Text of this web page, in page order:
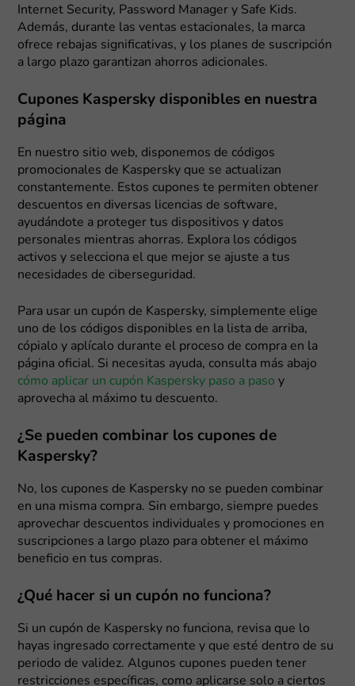
Internet Security, Password Manager y Safe Kids.
Además, durante las ventas estacionales, la marca
ofrece rebajas significativas, y los planes de suscripción
a largo plazo garantizan ahorros adicionales.
Cupones Kaspersky disponibles en nuestra
página
En nuestro sitio web, disponemos de códigos
promocionales de Kaspersky que se actualizan
constantemente. Estos cupones te permiten obtener
descuentos en diversas licencias de software,
ayudándote a proteger tus dispositivos y datos
personales mientras ahorras. Explora los códigos
activos y selecciona el que mejor se ajuste a tus
necesidades de ciberseguridad.
Para usar un cupón de Kaspersky, simplemente elige
uno de los códigos disponibles en la lista de arriba,
cópialo y aplícalo durante el proceso de compra en la
página oficial. Si necesitas ayuda, consulta más abajo
cómo aplicar un cupón Kaspersky paso a paso y
aprovecha al máximo tu descuento.
¿Se pueden combinar los cupones de
Kaspersky?
No, los cupones de Kaspersky no se pueden combinar
en una misma compra. Sin embargo, siempre puedes
aprovechar descuentos individuales y promociones en
suscripciones a largo plazo para obtener el máximo
beneficio en tus compras.
¿Qué hacer si un cupón no funciona?
Si un cupón de Kaspersky no funciona, revisa que lo
hayas ingresado correctamente y que esté dentro de su
periodo de validez. Algunos cupones pueden tener
restricciones específicas, como aplicarse solo a ciertos